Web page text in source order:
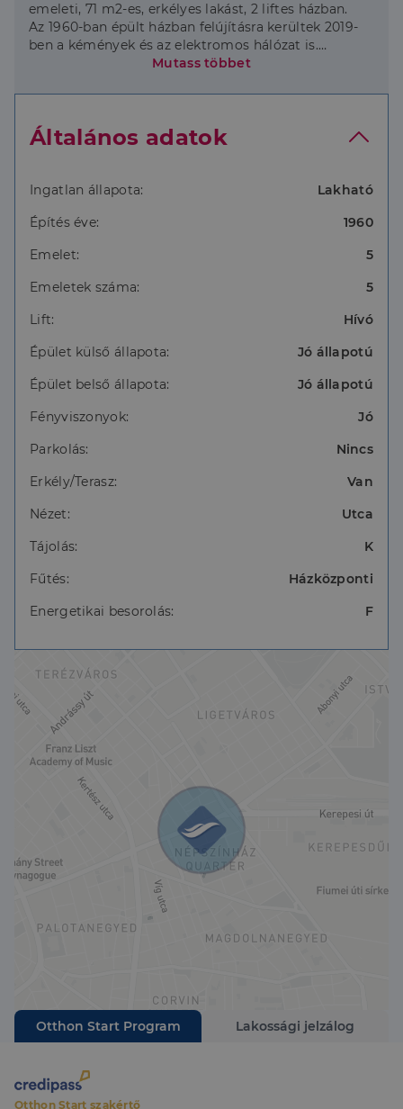
emeleti, 71 m2-es, erkélyes lakást, 2 liftes házban.
Az 1960-ban épült házban felújításra kerültek 2019-
ben a kémények és az elektromos hálózat is.
Az ingatlan jelenleg is lakott, lakható állapotú. A
lakás saját ízlésre faragása , felújítása után sok
alakítható könnyedén.
hálószoba-gardróbbal.
a gardrób és a fürdőszoba is.
Mutass többet
Általános adatok
Ingatlan állapota:
Lakható
Építés éve:
1960
Emelet:
5
Emeletek száma:
5
Lift:
Hívó
Épület külső állapota:
Jó állapotú
Épület belső állapota:
Jó állapotú
Fényviszonyok:
Jó
Parkolás:
Nincs
Erkély/Terasz:
Van
Nézet:
Utca
Tájolás:
K
Fűtés:
Házközponti
Energetikai besorolás:
F
Otthon Start Program Lakossági jelzálog
Otthon Start szakértő